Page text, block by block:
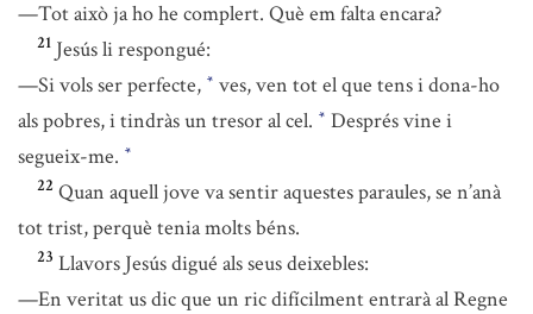
—Tot això ja ho he complert. Què em falta encara?
21 Jesús li respongué:
—Si vols ser perfecte, * ves, ven tot el que tens i dona-ho
als pobres, i tindràs un tresor al cel. * Després vine i
segueix-me. *
22 Quan aquell jove va sentir aquestes paraules, se n’anà
tot trist, perquè tenia molts béns.
23 Llavors Jesús digué als seus deixebles:
—En veritat us dic que un ric difícilment entrarà al Regne